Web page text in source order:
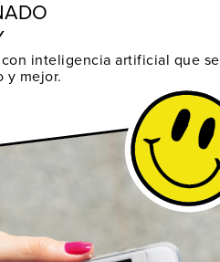
inteligencia artificial que se
y mejor.